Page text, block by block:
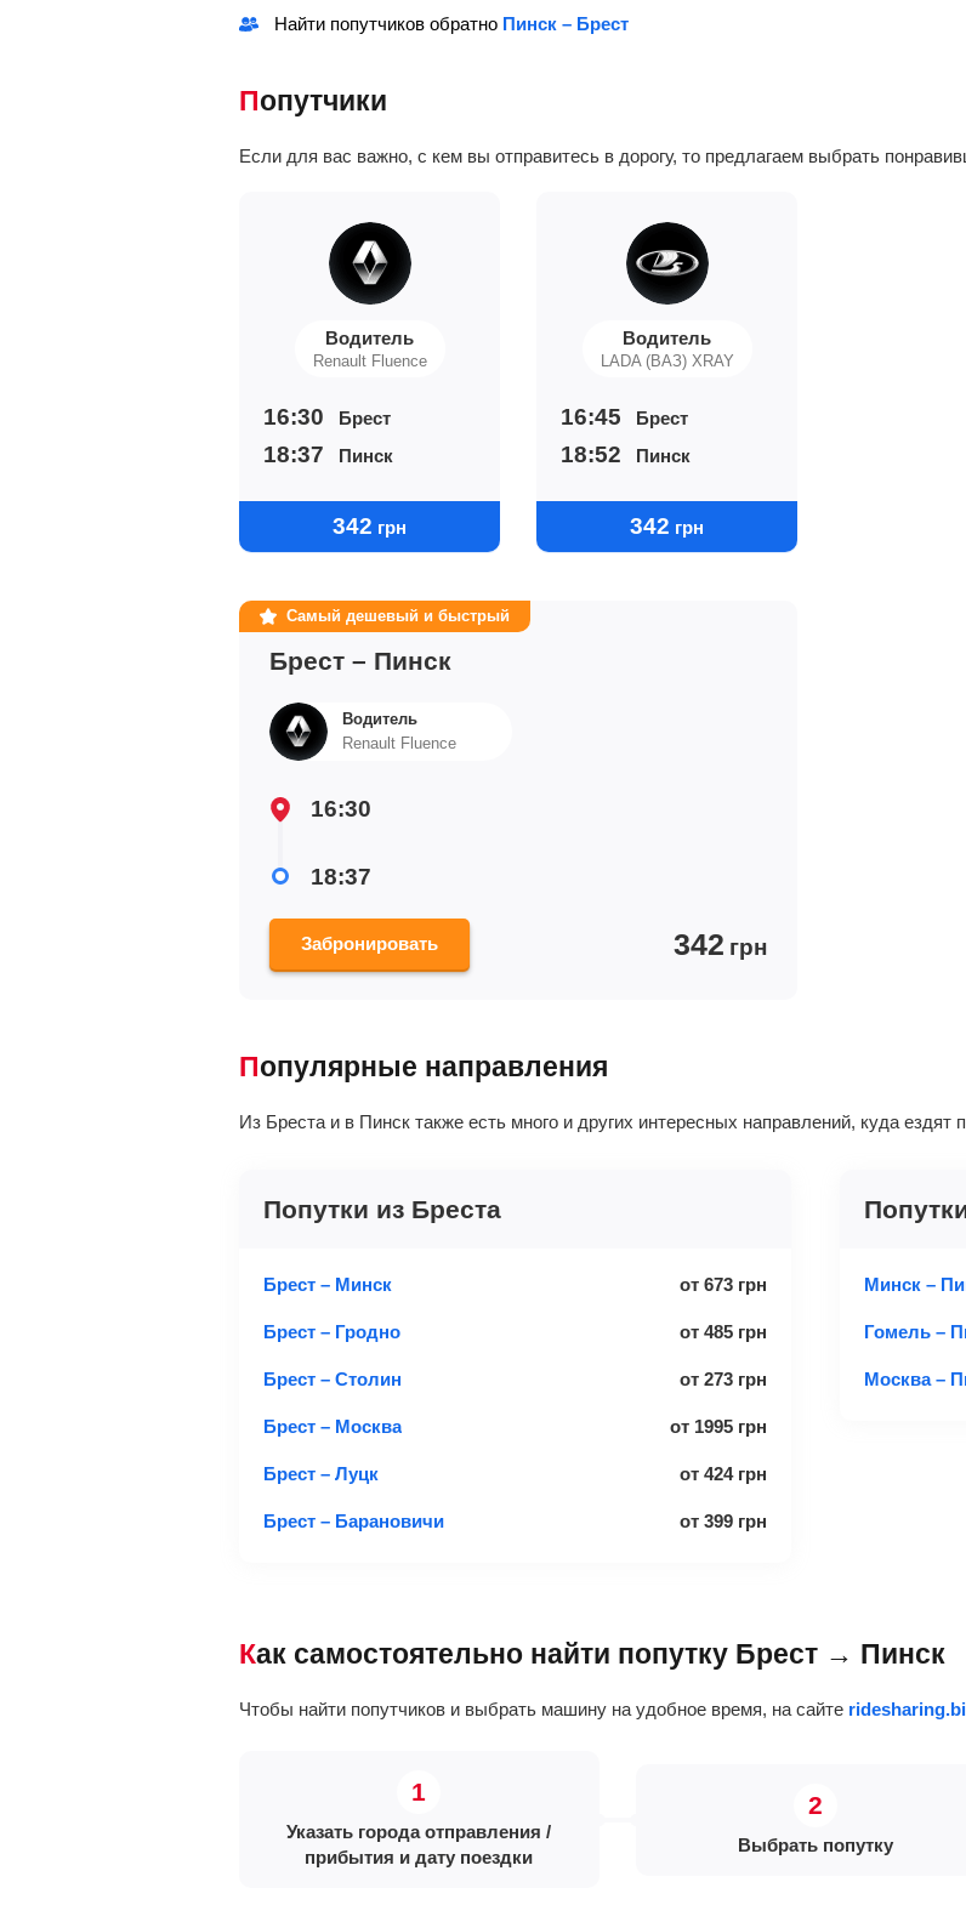
Найти попутчиков обратно Пинск – Брест
Попутчики
Если для вас важно, с кем вы отправитесь в дорогу, то предлагаем выбрать
Водитель
Renault Fluence
16:30 Брест
18:37 Пинск
342 грн
Водитель
LADA (ВАЗ) XRAY
16:45 Брест
18:52 Пинск
342 грн
Самый дешевый и быстрый
Брест – Пинск
Водитель
Renault Fluence
16:30
18:37
Забронировать 342 грн
Популярные направления
Из Бреста и в Пинск также есть много и других интересных направлений, куда
Попутки из Бреста
Брест – Минск от 673 грн
Брест – Гродно от 485 грн
Брест – Столин от 273 грн
Брест – Москва от 1995 грн
Брест – Луцк от 424 грн
Брест – Барановичи от 399 грн
Минск –
Гомель –
Москва –
Как самостоятельно найти попутку Брест → Пинск
Чтобы найти попутчиков и выбрать машину на удобное время, на сайте
Указать города отправления /
прибытия и дату поездки
Выбрать попутку